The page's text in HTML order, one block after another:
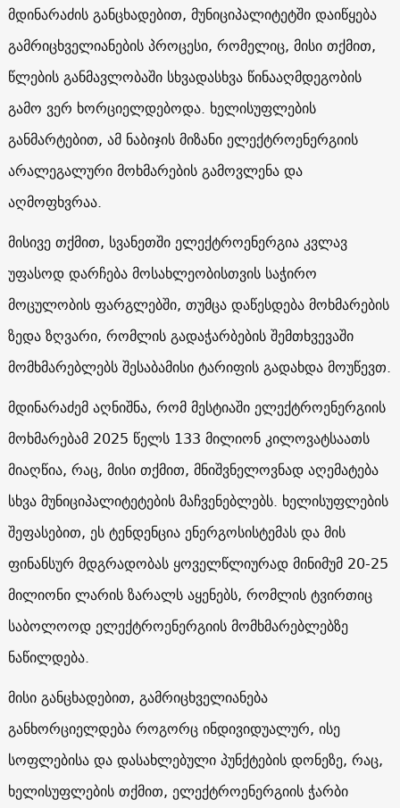
მდინარაძის განცხადებით, მუნიციპალიტეტში დაიწყება
გამრიცხველიანების პროცესი, რომელიც, მისი თქმით,
წლების განმავლობაში სხვადასხვა წინააღმდეგობის
გამო ვერ ხორციელდებოდა. ხელისუფლების
განმარტებით, ამ ნაბიჯის მიზანი ელექტროენერგიის
არალეგალური მოხმარების გამოვლენა და
აღმოფხვრაა.
მისივე თქმით, სვანეთში ელექტროენერგია კვლავ
უფასოდ დარჩება მოსახლეობისთვის საჭირო
მოცულობის ფარგლებში, თუმცა დაწესდება მოხმარების
ზედა ზღვარი, რომლის გადაჭარბების შემთხვევაში
მომხმარებლებს შესაბამისი ტარიფის გადახდა მოუწევთ.
მდინარაძემ აღნიშნა, რომ მესტიაში ელექტროენერგიის
მოხმარებამ 2025 წელს 133 მილიონ კილოვატსაათს
მიაღწია, რაც, მისი თქმით, მნიშვნელოვნად აღემატება
სხვა მუნიციპალიტეტების მაჩვენებლებს. ხელისუფლების
შეფასებით, ეს ტენდენცია ენერგოსისტემას და მის
ფინანსურ მდგრადობას ყოველწლიურად მინიმუმ 20-25
მილიონი ლარის ზარალს აყენებს, რომლის ტვირთიც
საბოლოოდ ელექტროენერგიის მომხმარებლებზე
ნაწილდება.
მისი განცხადებით, გამრიცხველიანება
განხორციელდება როგორც ინდივიდუალურ, ისე
სოფლებისა და დასახლებული პუნქტების დონეზე, რაც,
ხელისუფლების თქმით, ელექტროენერგიის ჭარბი